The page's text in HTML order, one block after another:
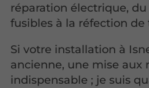
réparation électrique,
fusibles à la réfection
Si votre installation à
ancienne, une mise aux
indispensable ; je suis